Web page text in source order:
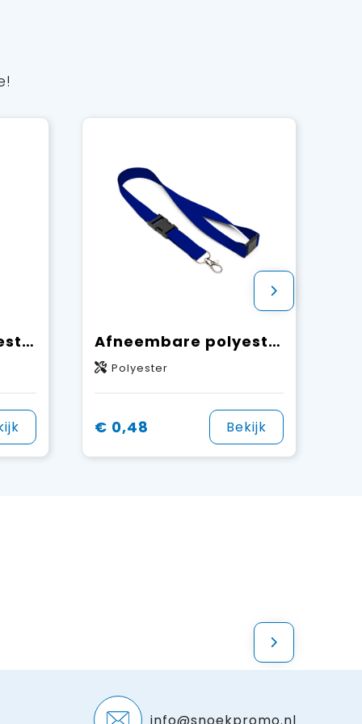
Afneembare polyester Pantone-gematchte zeefdruk keycord Afneembare polyester Pantone-gematchte zeefdruk keycord
Polyester
€ 0,48 Bekijk
info@snoekpromo.nl